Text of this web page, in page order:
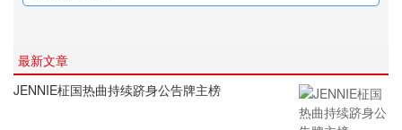
最新文章
JENNIE柾国热曲持续跻身公告牌主榜